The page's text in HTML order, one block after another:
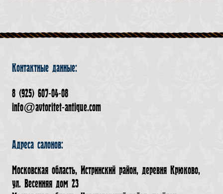
Контактные данные:
8 (925) 607-04-08
info@avtoritet-antique.com
Адреса салонов:
Московская область, Истринский район, деревня Крюково,
ул. Весенняя дом 23